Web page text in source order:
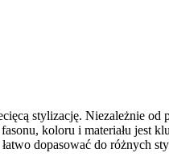
stylizację. Niezależnie
koloru i materiału jest
dopasować do różnych